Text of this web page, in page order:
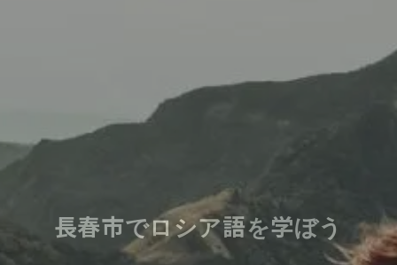
長春市でロシア語を学ぼう